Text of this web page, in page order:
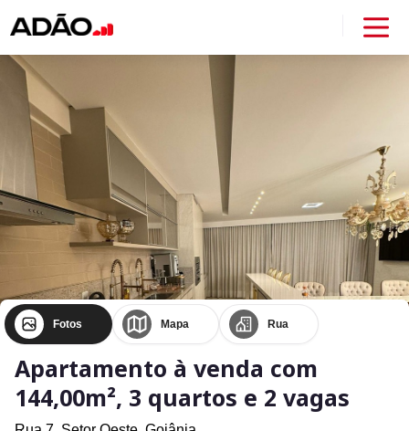
Fotos Mapa Rua
Apartamento à venda com
144,00m², 3 quartos e 2 vagas